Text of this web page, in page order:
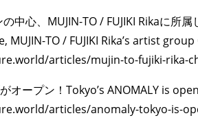
中心、MUJIN-TO / FUJIKI Rikaに所
MUJIN-TO / FUJIKI Rika’s artist
articles/mujin-to-fujiki-rika-
オープン！Tokyo’s ANOMALY is
articles/anomaly-tokyo-is-